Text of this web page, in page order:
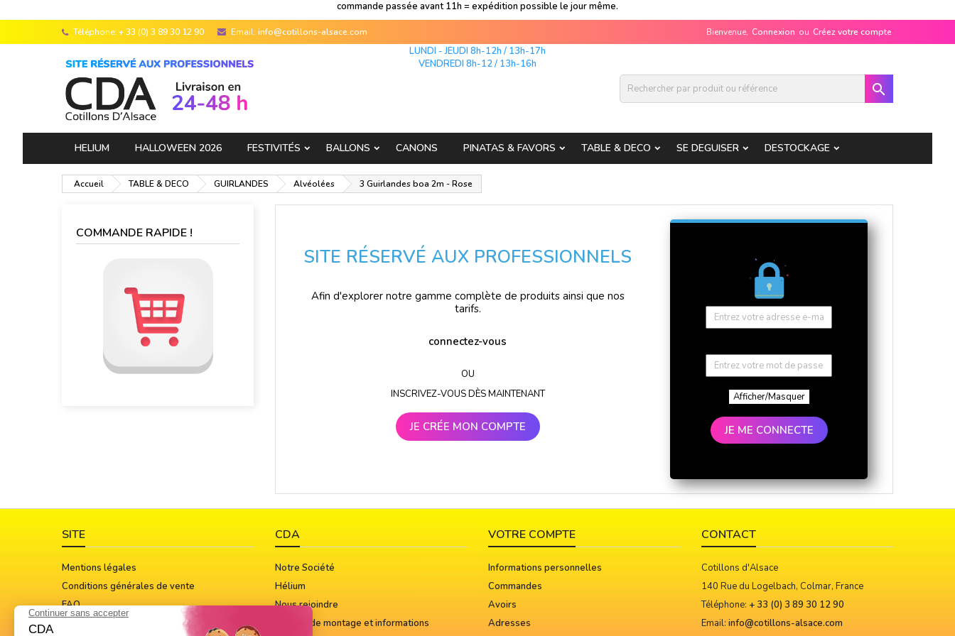
commande passée avant 11h = expédition possible le jour même.
Téléphone: + 33 (0) 3 89 30 12 90 Email: info@cotillons-alsace.com Bienvenue, Connexion ou Créez votre compte

LUNDI - JEUDI 8h-12h / 13h-17h
VENDREDI 8h-12 / 13h-16h
HELIUM HALLOWEEN 2026 FESTIVITÉS BALLONS CANONS PINATAS & FAVORS TABLE & DECO SE DEGUISER DESTOCKAGE
Accueil TABLE & DECO GUIRLANDES Alvéolées 3 Guirlandes boa 2m - Rose
COMMANDE RAPIDE !
SITE RÉSERVÉ AUX PROFESSIONNELS
Afin d'explorer notre gamme complète de produits ainsi que nos
tarifs.
connectez-vous
OU
INSCRIVEZ-VOUS DÈS MAINTENANT
JE CRÉE MON COMPTE
Afficher/Masquer
JE ME CONNECTE
SITE
Mentions légales
Conditions générales de vente
FAQ
CDA
Notre Société
Hélium
Nous rejoindre
Notices de montage et informations
VOTRE COMPTE
Informations personnelles
Commandes
Avoirs
Adresses
CONTACT
Cotillons d'Alsace
140 Rue du Logelbach, Colmar, France
Téléphone: + 33 (0) 3 89 30 12 90
Email: info@cotillons-alsace.com